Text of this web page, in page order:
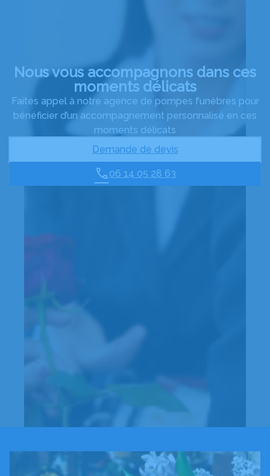
Nous vous accompagnons dans ces
moments délicats
Faites appel à notre agence de pompes funèbres pour
bénéficier d’un accompagnement personnalisé en ces
moments délicats
Demande de devis
06 14 05 28 63